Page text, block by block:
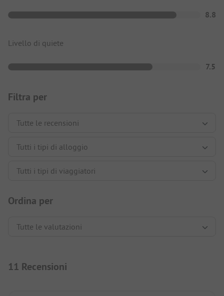
8.8
Livello di quiete
7.5
Filtra per
Ordina per
11 Recensioni